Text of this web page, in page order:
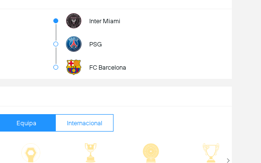
Inter Miami
PSG
FC Barcelona
Equipa Internacional